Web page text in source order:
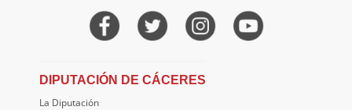
DIPUTACIÓN DE CÁCERES
La Diputación